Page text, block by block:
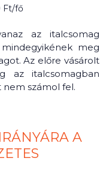
Ft/fő
az italcsomag
meg
Az előre vásárolt
az italcsomagban
nem számol fel.
A